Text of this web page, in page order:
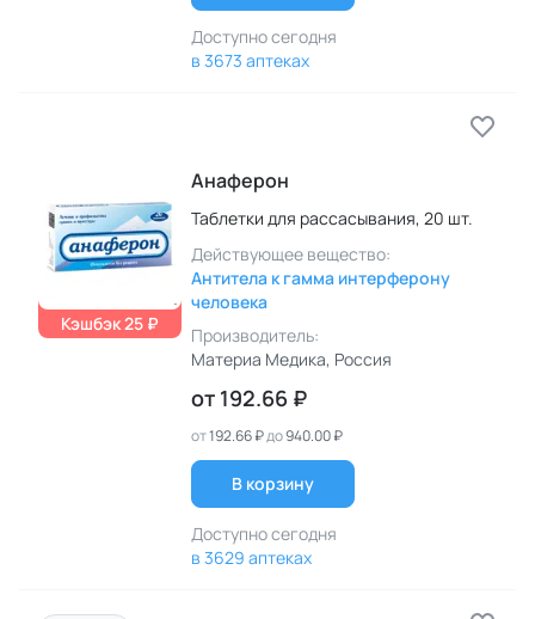
Доступно сегодня
в 3673 аптеках
Кэшбэк 25 ₽
Анаферон
Таблетки для рассасывания, 20 шт.
Действующее вещество:
Антитела к гамма интерферону
человека
Производитель:
Материа Медика, Россия
от 192.66 ₽
от192.66 ₽до940.00 ₽
В корзину
Доступно сегодня
в 3629 аптеках